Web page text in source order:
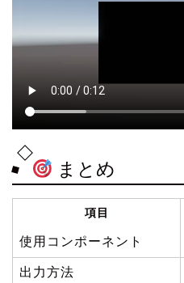
まとめ
項目
使用コンポーネント
出力方法